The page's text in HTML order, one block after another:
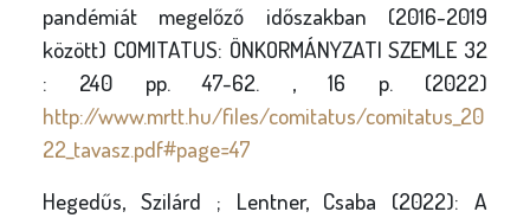
pandémiát megelőző időszakban (2016-2019
között) COMITATUS: ÖNKORMÁNYZATI SZEMLE 32
: 240 pp. 47-62. , 16 p. (2022)
http://www.mrtt.hu/files/comitatus/comitatus_20
22_tavasz.pdf#page=47
Hegedűs, Szilárd ; Lentner, Csaba (2022): A